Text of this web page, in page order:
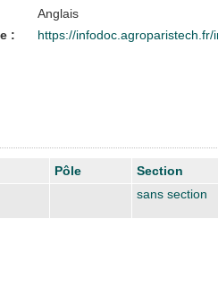
Anglais
:
https://
Pôle Section
sans section